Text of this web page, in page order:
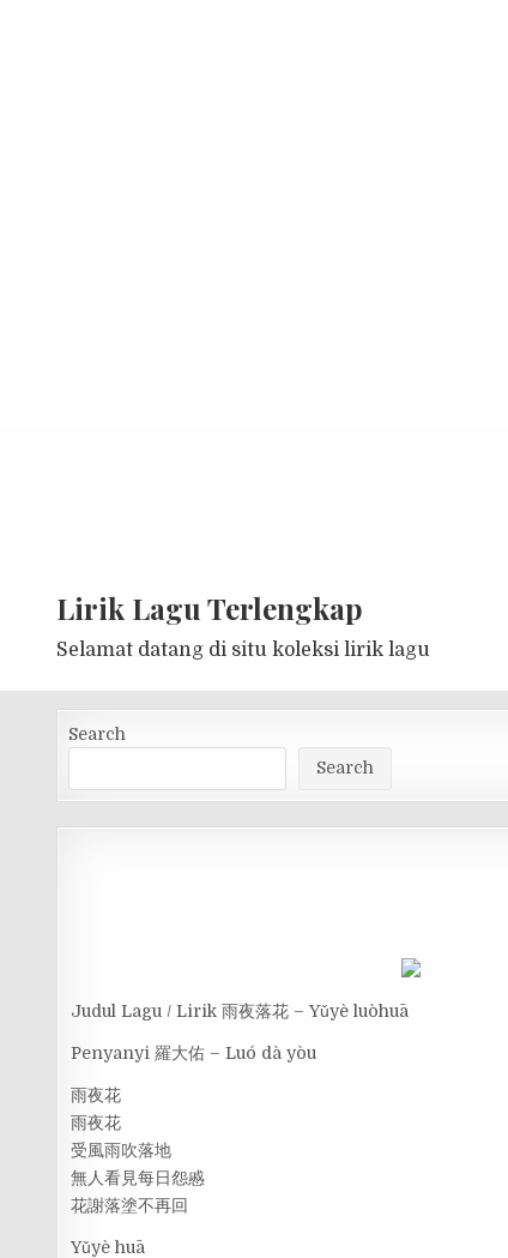
Lirik Lagu Terlengkap
Selamat datang di situ koleksi lirik lagu
Search
Search
Judul Lagu / Lirik 雨夜落花 – Yǔyè luòhuā
Penyanyi 羅大佑 – Luó dà yòu
雨夜花
雨夜花
受風雨吹落地
無人看見每日怨慼
花謝落塗不再回
Yǔyè huā